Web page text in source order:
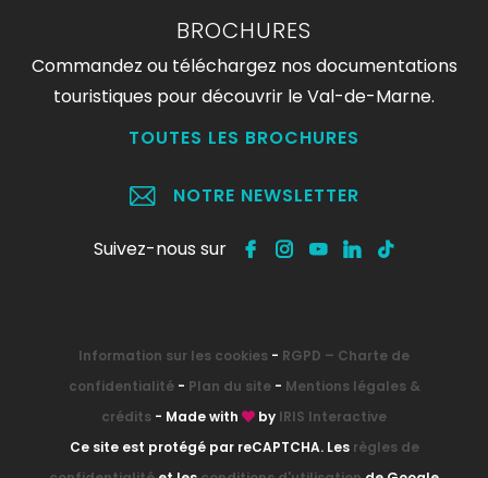
BROCHURES
Commandez ou téléchargez nos documentations
touristiques pour découvrir le Val-de-Marne.
TOUTES LES BROCHURES
NOTRE NEWSLETTER
Suivez-nous sur
Information sur les cookies - RGPD – Charte de
confidentialité- Plan du site- Mentions légales &
crédits - Made with by IRIS Interactive
Ce site est protégé par reCAPTCHA. Les règles de